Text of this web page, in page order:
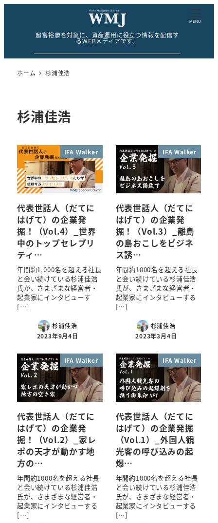
超富裕層を対象に、資産運用に役立つ情報を配信す
るWEBメディアです。
MENU
ホーム 杉浦佳浩
杉浦佳浩
IFA Walker
代表世話人（だてに
はげて）の企業発
掘！（Vol.4）_世界
中のトップセレブリ
ティ…
年間約1,000名を超える社長
と会い続けている杉浦佳浩
氏が、さまざまな経営者・
起業家にインタビューす
[…]
杉浦佳浩
2023年9月4日
IFA Walker
代表世話人（だてに
はげて）の企業発
掘！（Vol.3）_離島
の島おこしをビジネ
ス誘…
年間約1000名を超える社長
と会い続けている杉浦佳浩
氏が、さまざまな経営者・
起業家にインタビューする
[…]
杉浦佳浩
2023年3月4日
IFA Walker
代表世話人（だてに
はげて）の企業発
掘！（Vol.2）_家レ
ポの天才が動かす地
方の…
年間約1000名を超える社長
と会い続けている杉浦佳浩
氏が、さまざまな経営者・
起業家にインタビューする
[…]
IFA Walker
代表世話人（だてに
はげて）の企業発掘
（Vol.1）_外国人観
光客の呼び込みの起
爆…
年間約1000名を超える社長
と会い続けている杉浦佳浩
氏が、さまざまな経営者・
起業家にインタビューする
[…]